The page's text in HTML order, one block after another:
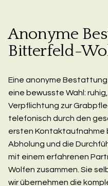
Anonyme
Bitterfeld-
Eine anonyme
eine bewusste Wahl:
Verpflichtung zur
telefonisch durch den
ersten Kontaktaufnahme
Abholung und die
mit einem erfahrenen
Wolfen zusammen. Sie
wir übernehmen die